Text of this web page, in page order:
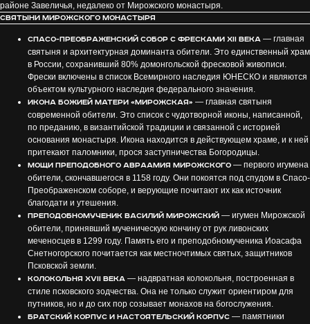
районе Завеличья, недалеко от Мирожского монастыря.
Святыни Мирожского монастыря
Спасо-Преображенский собор с фресками XII века — главная
святыня и архитектурная доминанта обители. Это единственный храм
в России, сохранивший 80% домонгольской фресковой живописи.
Фрески включены в список Всемирного наследия ЮНЕСКО и являются
объектом культурного наследия федерального значения.
Икона Божией Матери «Мирожская» — главная святыня
современной обители. Это список с чудотворной иконы, написанной,
по преданию, в византийской традиции и связанной с историей
основания монастыря. Икона находится в действующем храме, и к ней
притекают паломники, прося заступничества Богородицы.
Мощи преподобного Авраамия Мирожского — первого игумена
обители, скончавшегося в 1158 году. Они покоятся под спудом в Спасо-
Преображенском соборе, и верующие почитают их как источник
благодати и утешения.
Преподобномученик Василий Мирожский — игумен Мирожской
обители, принявший мученическую кончину от рук ливонских
меченосцев в 1299 году. Память его и преподобномученика Иоасафа
Снетногорского почитается как местночтимых святых, защитников
Псковской земли.
Колокольня XVII века — надвратная колокольня, построенная в
стиле псковского зодчества. Она не только служит ориентиром для
путников, но и до сих пор созывает монахов на богослужения.
Братский корпус и настоятельский корпус — памятники